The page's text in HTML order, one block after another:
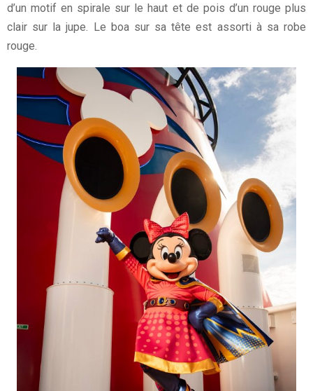
d’un motif en spirale sur le haut et de pois d’un rouge plus
clair sur la jupe. Le boa sur sa tête est assorti à sa robe
rouge.